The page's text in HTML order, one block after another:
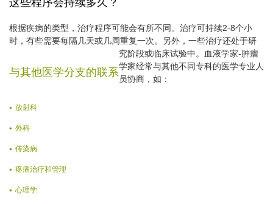
根据疾病的类型，治疗程序可能会有所不同。治疗可持续2-8个小
时，有些需要每隔几天或几周重复一次。另外，一些治疗还处于研
究阶段或临床试验中。
与其他医学分支的联系
血液学家-肿瘤
学家经常与其他不同专科的医学专业人
员协商，如：
放射科
外科
传染病
疼痛治疗和管理
心理学